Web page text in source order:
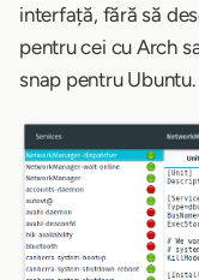
interfață, fără să
pentru cei cu Arch
snap pentru Ubuntu.